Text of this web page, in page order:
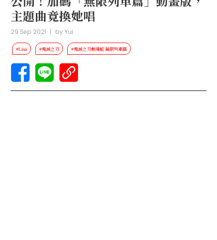
主題曲竟換她唱
29 Sep 2021 | byYui
#Lisa #鬼滅之刃 #鬼滅之刃劇場版 無限列車篇